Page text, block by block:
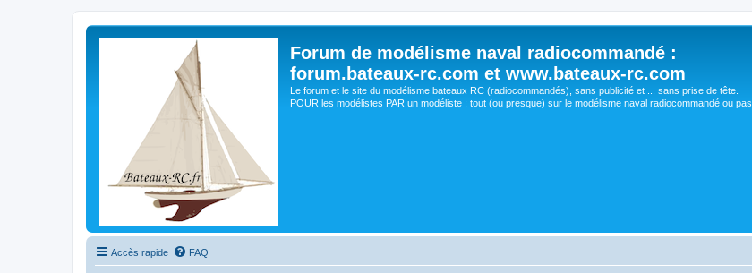
Forum de modélisme naval radiocommandé :
forum.bateaux-rc.com et www.bateaux-rc.com
Le forum et le site du modélisme bateaux RC (radiocommandés), sans publicité et ... sans prise de tête.
POUR les modélistes PAR un modéliste : tout (ou presque) sur le modélisme naval radiocommandé ou pas.
Accès rapide FAQ